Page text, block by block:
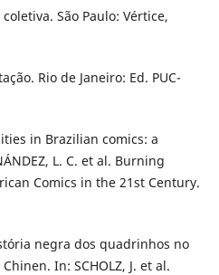
São Paulo: Vértice,
Rio de Janeiro: Ed. PUC-
in Brazilian comics: a
L. C. et al. Burning
Comics in the 21st Century.
negra dos quadrinhos no
In: SCHOLZ, J. et al.